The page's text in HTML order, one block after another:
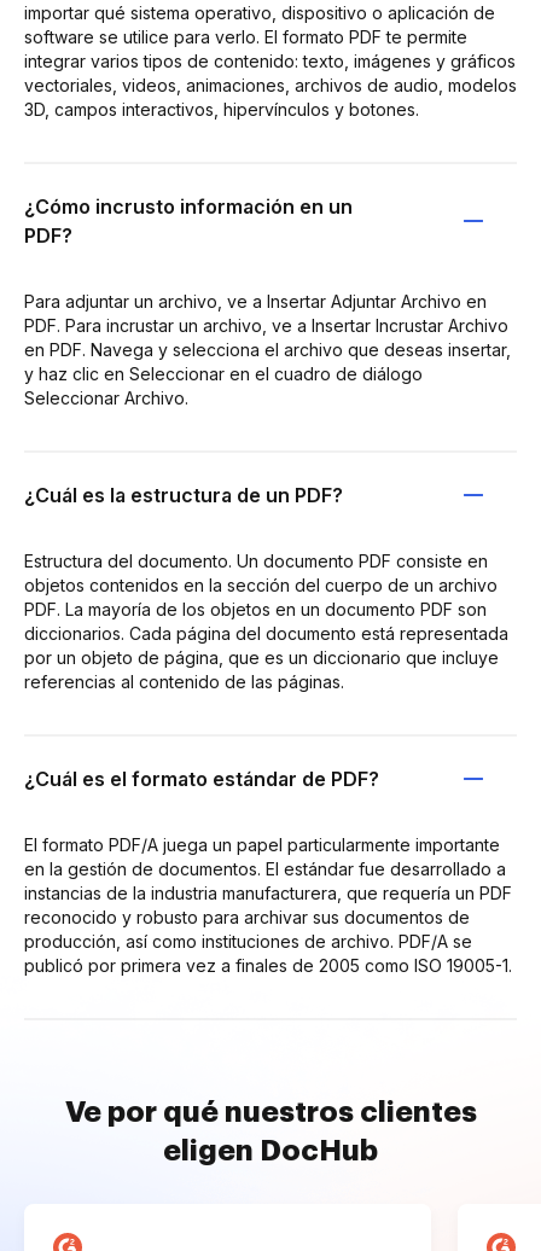
importar qué sistema operativo, dispositivo o aplicación de
software se utilice para verlo. El formato PDF te permite
integrar varios tipos de contenido: texto, imágenes y gráficos
vectoriales, videos, animaciones, archivos de audio, modelos
3D, campos interactivos, hipervínculos y botones.
¿Cómo incrusto información en un
PDF?
Para adjuntar un archivo, ve a Insertar Adjuntar Archivo en
PDF. Para incrustar un archivo, ve a Insertar Incrustar Archivo
en PDF. Navega y selecciona el archivo que deseas insertar,
y haz clic en Seleccionar en el cuadro de diálogo
Seleccionar Archivo.
¿Cuál es la estructura de un PDF?
Estructura del documento. Un documento PDF consiste en
objetos contenidos en la sección del cuerpo de un archivo
PDF. La mayoría de los objetos en un documento PDF son
diccionarios. Cada página del documento está representada
por un objeto de página, que es un diccionario que incluye
referencias al contenido de las páginas.
¿Cuál es el formato estándar de PDF?
El formato PDF/A juega un papel particularmente importante
en la gestión de documentos. El estándar fue desarrollado a
instancias de la industria manufacturera, que requería un PDF
reconocido y robusto para archivar sus documentos de
producción, así como instituciones de archivo. PDF/A se
publicó por primera vez a finales de 2005 como ISO 19005-1.
Ve por qué nuestros clientes
eligen DocHub